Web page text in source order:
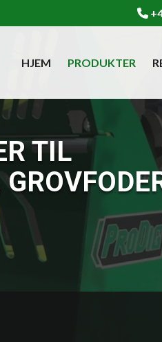
HJEM PRODUKTER
TIL